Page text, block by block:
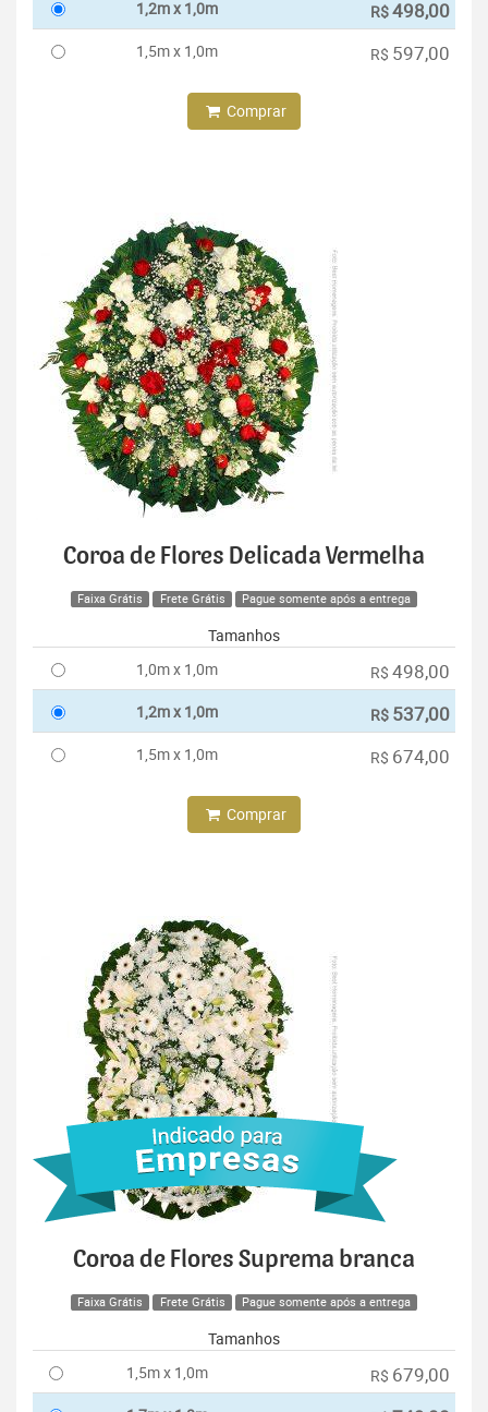
1,2m x 1,0m R$498,00
1,5m x 1,0m R$ 597,00
Comprar
Coroa de Flores Delicada Vermelha
Faixa Grátis Frete Grátis Pague somente após a entrega
Tamanhos
1,0m x 1,0m
R$ 498,00
1,2m x 1,0m R$ 537,00
1,5m x 1,0m R$ 674,00
Comprar
Coroa de Flores Suprema branca
Faixa Grátis Frete Grátis Pague somente após a entrega
Tamanhos
1,5m x 1,0m
R$ 679,00